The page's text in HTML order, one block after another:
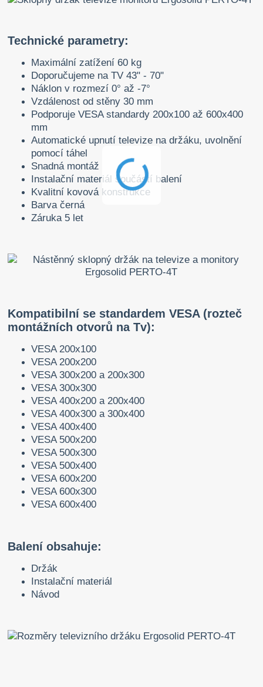
Technické parametry:
Maximální zatížení 60 kg
Doporučujeme na TV 43" - 70"
Náklon v rozmezí 0° až -7°
Vzdálenost od stěny 30 mm
Podporuje VESA standardy 200x100 až 600x400
mm
Automatické upnutí televize na držáku, uvolnění
pomocí táhel
Snadná montáž
Instalační materiál součástí balení
Kvalitní kovová konstrukce
Barva černá
Záruka 5 let
Kompatibilní se standardem VESA (rozteč
montážních otvorů na Tv):
VESA 200x100
VESA 200x200
VESA 300x200 a 200x300
VESA 300x300
VESA 400x200 a 200x400
VESA 400x300 a 300x400
VESA 400x400
VESA 500x200
VESA 500x300
VESA 500x400
VESA 600x200
VESA 600x300
VESA 600x400
Balení obsahuje:
Držák
Instalační materiál
Návod